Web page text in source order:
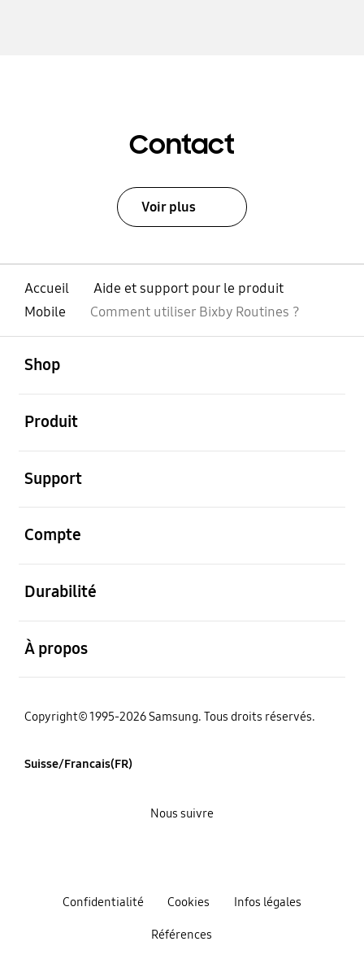
Contact
Voir plus
Accueil
Aide et support pour le produit
Mobile
Comment utiliser Bixby Routines ?
Shop
Produit
Support
Compte
Durabilité
À propos
Copyright© 1995-2026 Samsung. Tous droits réservés.
Suisse/Francais(FR)
Confidentialité Cookies Infos légales
Références
Nous suivre